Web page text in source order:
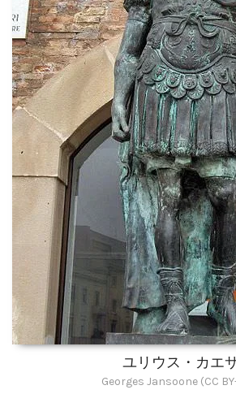
ユリウス・カエ
Georges Jansoone (CC